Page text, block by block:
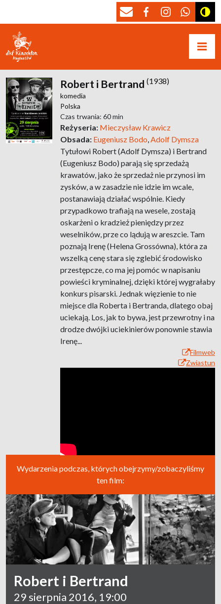
Robert i Bertrand (1938)
komedia
Polska
Czas trwania: 60 min
Reżyseria: Mieczysław Krawicz
Obsada: Eugeniusz Bodo Adolf Dymsza
Tytułowi Robert (Adolf Dymsza) i Bertrand
(Eugeniusz Bodo) parają się sprzedażą
krawatów, jako że sprzedaż nie przynosi im
zysków, a w zasadzie nie idzie im wcale,
postanawiają działać wspólnie. Kiedy
przypadkowo trafiają na wesele, zostają
oskarżeni o kradzież pieniędzy przez
weselników, prze co lądują w areszcie. Tam
poznają Irenę (Helena Grossówna), która za
wszelką cenę stara się zglebić środowisko
przestępcze, co ma jej pomóc w napisaniu
powieści kryminalnej, dzięki której wygrałaby
konkurs pisarski. Jednak więzienie to nie
miejsce dla Roberta i Bertranda, dlatego obaj
uciekają. Los, jak to bywa, jest przewrotny i na
drodze dwójki uciekinierów ponownie stawia
Irenę...
Filmweb
Zwiastun
Wydarzenia podczas, których obejrzymy/zobaczyliśmy
ten film:
Robert i Bertrand
29 sierpnia 2016, 19:00